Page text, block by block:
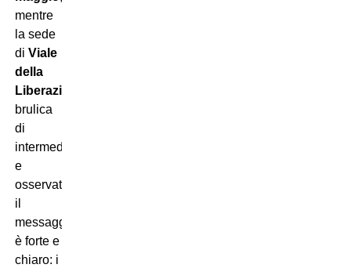
mentre
la sede
di Viale
della
Liberazione
brulica
di
intermediari
e
osservatori,
il
messaggio
è forte e
chiaro: i